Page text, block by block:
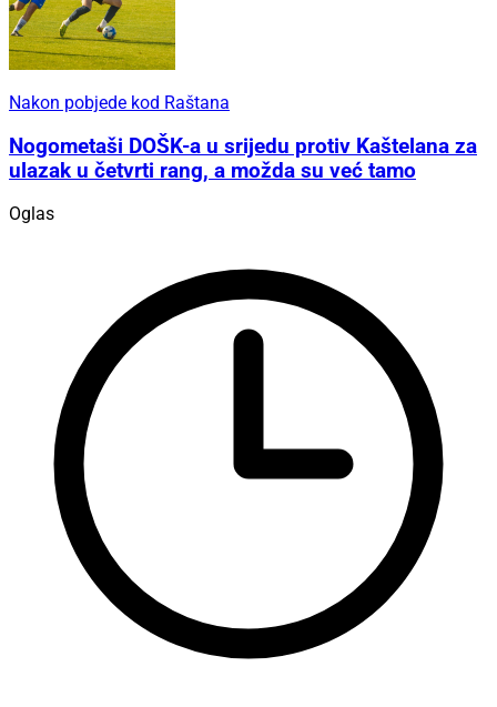
Nakon pobjede kod Raštana
Nogometaši DOŠK-a u srijedu protiv Kaštelana za
ulazak u četvrti rang, a možda su već tamo
Oglas